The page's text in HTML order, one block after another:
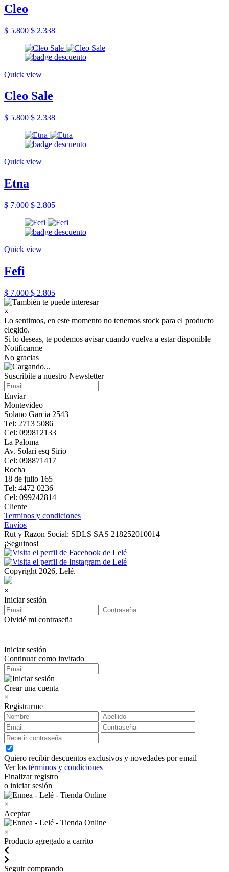
Cleo
$ 5.800 $ 2.338
Quick view
Cleo Sale
$ 5.800 $ 2.338
Quick view
Etna
$ 7.000 $ 2.805
Quick view
Fefi
$ 7.000 $ 2.805
×
Lo sentimos, en este momento no tenemos stock para el producto
elegido.
Si lo deseas, te podemos avisar cuando vuelva a estar disponible
Notificarme
No gracias
Suscribite a nuestro Newsletter
Enviar
Montevideo
Solano Garcia 2543
Tel: 2713 5086
Cel: 099812133
La Paloma
Av. Solari esq Sirio
Cel: 098871417
Rocha
18 de julio 165
Tel: 4472 0236
Cel: 099242814
Cliente
Terminos y condiciones
Envíos
Rut y Razon Social: SDLS SAS 218252010014
¡Seguinos!
Copyright 2026, Lelé.
×
Iniciar sesión
Olvidé mi contraseña
Iniciar sesión
Continuar como invitado
Crear una cuenta
×
Registrarme
Quiero recibir descuentos exclusivos y novedades por email
Ver los términos y condiciones
Finalizar registro
o iniciar sesión
×
Aceptar
×
Producto agregado a carrito
Seguir comprando